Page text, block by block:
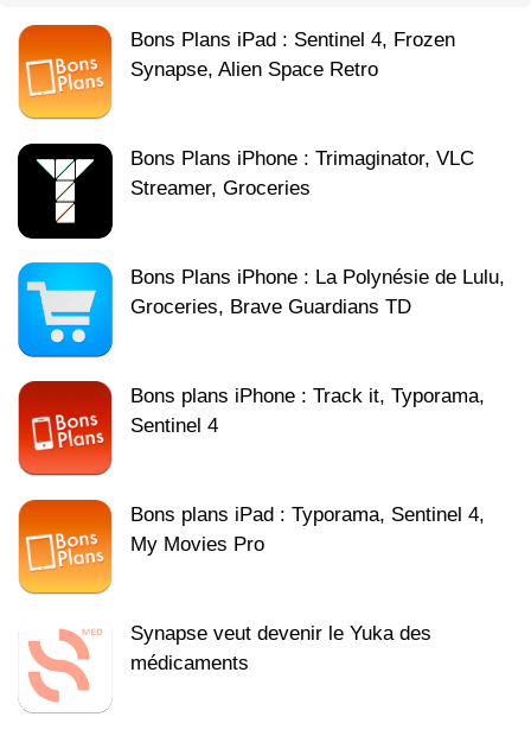
Bons Plans iPad : Sentinel 4, Frozen
Synapse, Alien Space Retro
Bons Plans iPhone : Trimaginator, VLC
Streamer, Groceries
Bons Plans iPhone : La Polynésie de Lulu,
Groceries, Brave Guardians TD
Bons plans iPhone : Track it, Typorama,
Sentinel 4
Bons plans iPad : Typorama, Sentinel 4,
My Movies Pro
Synapse veut devenir le Yuka des
médicaments